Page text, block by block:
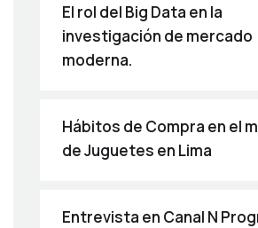
El rol del Big Data en la
investigación de mercado
moderna.
Hábitos de Compra en el
de Juguetes en Lima
Entrevista en Canal N